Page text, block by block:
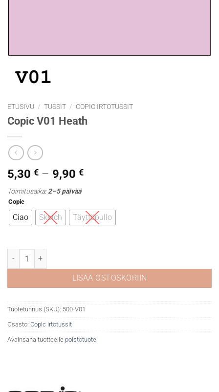
ETUSIVU / TUSSIT / COPIC IRTOTUSSIT
Copic V01 Heath
5,30 € – 9,90 €Hintaluokka:
9,90 €
Toimitusaika:2–5 päivää
Copic
Ciao Sketch Täyttöpullo
Copic V01 Heath määrä
LISÄÄ OSTOSKORIIN
Tuotetunnus (SKU): 500-V01
Osasto: Copic irtotussit
Avainsana tuotteelle poistotuote